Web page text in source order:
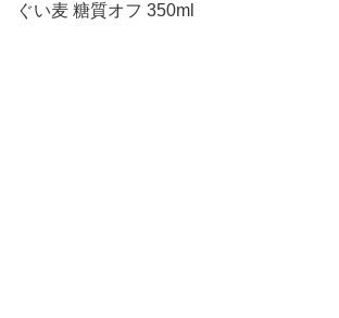
ぐい麦 糖質オフ 350ml